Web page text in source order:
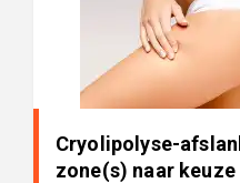
Cryolipolyse-
zone(s) naar keuze